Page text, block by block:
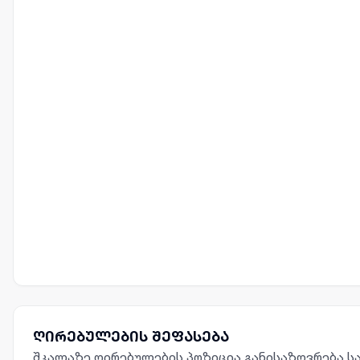
ღირებულების შეფასება
შკალაზე ღირებულების პოზიცია განისაზღვრება